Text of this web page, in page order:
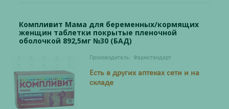
Компливит Мама для беременных/кормящих
женщин таблетки покрытые пленочной
оболочкой 892,5мг №30 (БАД)
Производитель: Фармстандарт
Есть в других аптеках сети и на
складе